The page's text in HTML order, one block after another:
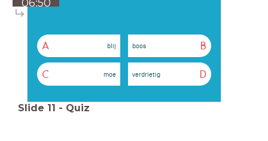
A blij B
boos
C moe D
verdrietig
Slide 11 - Quiz